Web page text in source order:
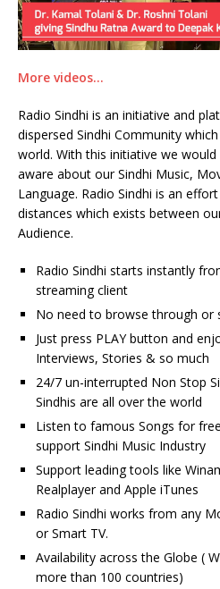
More videos…
Radio Sindhi is an initiative and
dispersed Sindhi Community
world. With this initiative we
aware about our Sindhi Music,
Language. Radio Sindhi is an
distances which exists between
Audience.
Radio Sindhi starts instantly
streaming client
No need to browse through or
Just press PLAY button and
Interviews, Stories & so much
24/7 un-interrupted Non Stop
Sindhis are all over the world
Listen to famous Songs for
support Sindhi Music Industry
Support leading tools like
Realplayer and Apple iTunes
Radio Sindhi works from any
or Smart TV.
Availability across the Globe (
more than 100 countries)